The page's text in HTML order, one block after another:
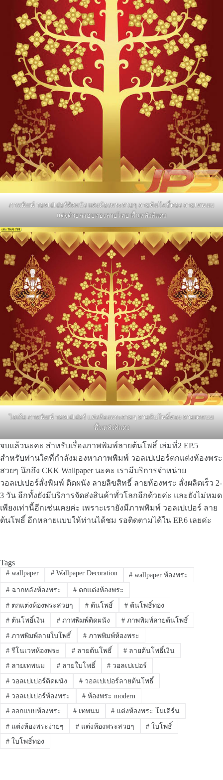
ภาพพิมพ์ วอลเปเปอร์ติดผนัง แต่งห้องพระสวยๆ ลายต้นโพธิ์ทอง ลายเทพนม
แต่งด้วยกรอบทองลายไทย พื้นหลังสีแดง
ไอเดีย ภาพพิมพ์ วอลเปเปอร์ แต่งห้องพระสวยๆ ลายต้นโพธิ์ทอง ลายเทพนม
พื้นหลังสีแดง
จบแล้วนะคะ สำหรับเรื่องภาพพิมพ์ลายต้นโพธิ์ เล่มที่2 EP.5
สำหรับท่านใดที่กำลังมองหาภาพพิมพ์ วอลเปเปอร์ตกแต่งห้องพระ
สวยๆ นึกถึง CKK Wallpaper นะคะ เรามีบริการจำหน่าย
วอลเปเปอร์สั่งพิมพ์ ติดผนัง ลายลิขสิทธิ์ ลายห้องพระ สั่งผลิตเร็ว 2-
3 วัน อีกทั้งยังมีบริการจัดส่งสินค้าทั่วโลกอีกด้วยค่ะ และยังไม่หมด
เพียงเท่านี้อีกเช่นเคยค่ะ เพราะเรายังมีภาพพิมพ์ วอลเปเปอร์ ลาย
ต้นโพธิ์ อีกหลายแบบให้ท่านได้ชม รอติดตามได้ใน EP.6 เลยค่ะ
Tags
#wallpaper #Wallpaper Decoration # wallpaper ห้องพระ
#ฉากหลังห้องพระ #ตกแต่งห้องพระ
#ตกแต่งห้องพระสวยๆ #ต้นโพธิ์ # ต้นโพธิ์ทอง
#ต้นโพธิ์เงิน #ภาพพิมพ์ติดผนัง # ภาพพิมพ์ลายต้นโพธิ์
#ภาพพิมพ์ลายใบโพธิ์ #ภาพพิมพ์ห้องพระ
#รีโนเวทห้องพระ #ลายต้นโพธิ์ # ลายต้นโพธิ์เงิน
#ลายเทพนม #ลายใบโพธิ์ # วอลเปเปอร์
#วอลเปเปอร์ติดผนัง #วอลเปเปอร์ลายต้นโพธิ์
#วอลเปเปอร์ห้องพระ #ห้องพระ modern
#ออกแบบห้องพระ #เทพนม # แต่งห้องพระ โมเดิร์น
#แต่งห้องพระง่ายๆ #แต่งห้องพระสวยๆ # ใบโพธิ์
#ใบโพธิ์ทอง